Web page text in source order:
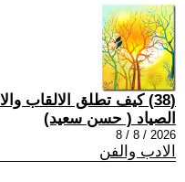
(38) كيف تطلق الالقاب والاسماء والكنى ج١
الصياد ‏( حسن سعيد‏)
2026 / 8 / 8
الادب والفن